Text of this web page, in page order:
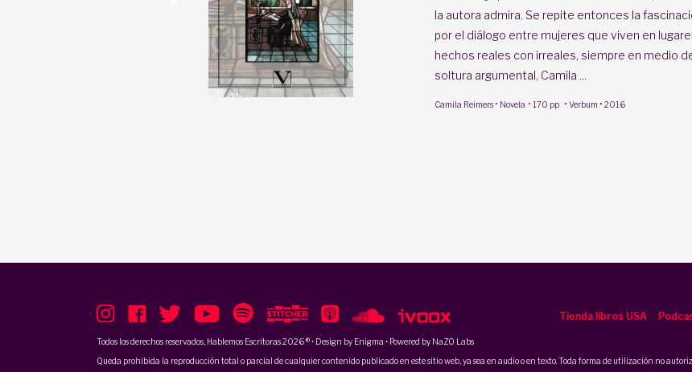
la autora admira. Se repite entonces la
por el diálogo entre mujeres que viven en
hechos reales con irreales, siempre en medio
soltura argumental, Camila ...
Camila Reimers · Novela · 170 pp· Verbum · 2016
Tienda libros USA
Todos los derechos reservados, Hablemos Escritoras 2026 ® • Design by Enigma • Powered by NaZO Labs
Queda prohibida la reproducción total o parcial de cualquier contenido publicado en este sitio web, ya sea en audio o en texto. Toda forma de utilización no